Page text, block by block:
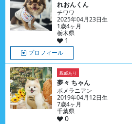
れおんくん
チワワ
2025年04月23日生
1歳4ヶ月
栃木県
1
プロフィール
親戚あり
夢々 ちゃん
ポメラニアン
2019年04月12日生
7歳4ヶ月
千葉県
0